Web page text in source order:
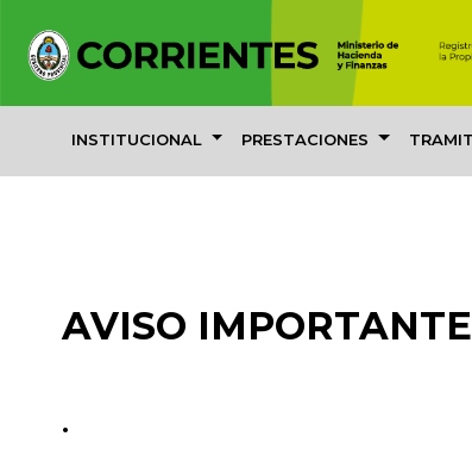
INSTITUCIONAL PRESTACIONES
AVISO IMPORTANTE
.